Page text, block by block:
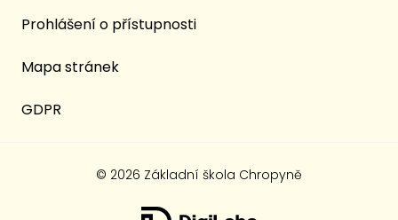
Prohlášení o přístupnosti
Mapa stránek
GDPR
© 2026 Základní škola Chropyně